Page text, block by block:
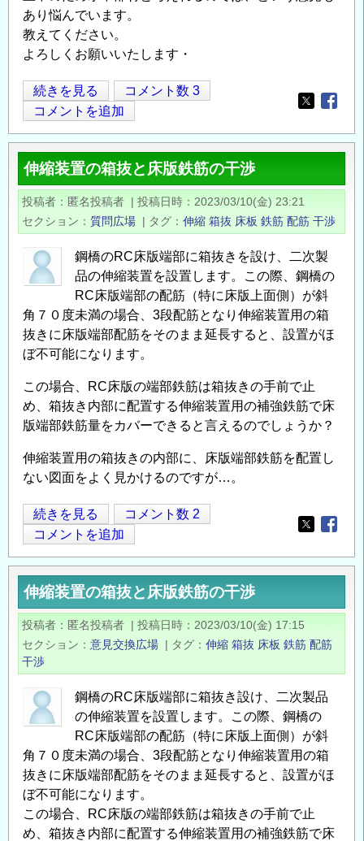
あり悩んでいます。
教えてください。
よろしくお願いいたします・
パ
ラ
ペ
ッ
ト
背
主
鉄
筋
部
材
種
に
つ
い
て
の
続きを見る
コメント数 3
コメントを追加
Opens in
伸縮装置の箱抜と床版鉄筋の干渉
投稿者 匿名投稿者 | 投稿日時
2023/03/10(金) 23:21
セクション
質問広場 | タグ 伸縮 箱抜 床板 鉄筋 配筋 干渉
鋼橋のRC床版端部に箱抜きを設け、二次製
品の伸縮装置を設置します。この際、鋼橋の
RC床版端部の配筋（特に床版上面側）が斜
角７０度未満の場合、3段配筋となり伸縮装置用の箱
抜きに床版端部配筋をそのまま延長すると、設置がほ
ぼ不可能になります。
この場合、RC床版の端部鉄筋は箱抜きの手前で止
め、箱抜き内部に配置する伸縮装置用の補強鉄筋で床
版端部鉄筋量をカバーできると言えるのでしょうか？
伸縮装置用の箱抜きの内部に、床版端部鉄筋を配置し
ない図面をよく見かけるのですが…。
伸
縮
装
置
の
箱
と
床
版
鉄
の
干
渉
の
続きを見る
コメント数 2
コメントを追加
Opens in
伸縮装置の箱抜と床版鉄筋の干渉
投稿者 匿名投稿者 | 投稿日時
2023/03/10(金) 17:15
セクション
意見交換広場 | タグ 伸縮 箱抜 床板 鉄筋 配筋
干渉
鋼橋のRC床版端部に箱抜き設け、二次製品
の伸縮装置を設置します。この際、鋼橋の
RC床版端部の配筋（特に床版上面側）が斜
角７０度未満の場合、3段配筋となり伸縮装置用の箱
抜きに床版端部配筋をそのまま延長すると、設置がほ
ぼ不可能になります。
この場合、RC床版の端部鉄筋は箱抜きの手前で止
め、箱抜き内部に配置する伸縮装置用の補強鉄筋で床